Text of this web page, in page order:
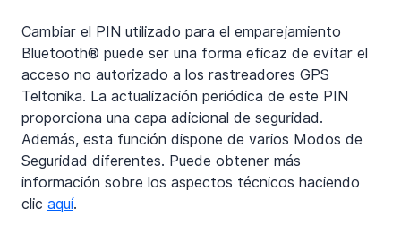
Cambiar el PIN utilizado para el emparejamiento
Bluetooth® puede ser una forma eficaz de evitar el
acceso no autorizado a los rastreadores GPS
Teltonika. La actualización periódica de este PIN
proporciona una capa adicional de seguridad.
Además, esta función dispone de varios Modos de
Seguridad diferentes. Puede obtener más
información sobre los aspectos técnicos haciendo
clic aquí.